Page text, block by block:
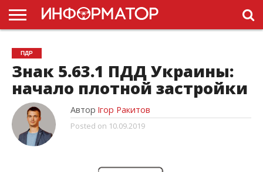
ГОЛОВНА
НОВИНИ
ПДР
УКРАЇНИ
РЕКЛАМА
ПРОЕКТЫ
ПДР
Знак 5.63.1 ПДД Украины:
начало плотной застройки
Автор Ігор Ракитов
Posted on 10.09.2019